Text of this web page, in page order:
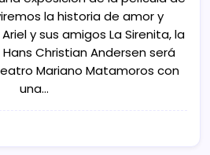
la historia de amor y
y sus amigos La Sirenita, la
Christian Andersen será
Mariano Matamoros con
una…